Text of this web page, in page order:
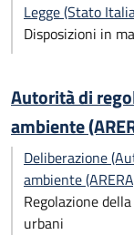
Legge (Stato
Disposizioni in
Autorità di
ambiente
Deliberazione
ambiente
Regolazione
urbani